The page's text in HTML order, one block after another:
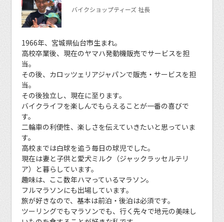
バイクショップティーズ 社長
1966年、宮城県仙台市生まれ。
高校卒業後、現在のヤマハ発動機販売でサービスを担
当。
その後、カロッツェリアジャパンで販売・サービスを担
当。
その後独立し、現在に至ります。
バイクライフを楽しんでもらえることが一番の喜びで
す。
二輪車の利便性、楽しさを伝えていきたいと思っていま
す。
高校までは白球を追う毎日の球児でした。
現在は妻と子供と愛犬ミルク（ジャックラッセルテリ
ア）と暮らしています。
趣味は、ここ数年ハマっているマラソン。
フルマラソンにも出場しています。
旅が好きなので、基本は前泊・後泊は必須です。
ツーリングでもマラソンでも、行く先々で地元の美味し